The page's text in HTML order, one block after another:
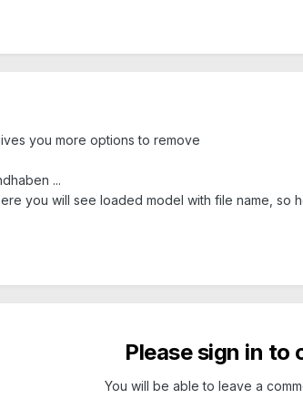
you more options to remove
...
you will see loaded model with file name, so
Please sign in to
You will be able to leave a